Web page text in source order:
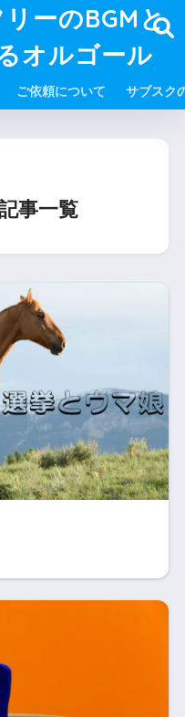
ーのBGMと
オルゴール
ご依頼について サブスク
事一覧